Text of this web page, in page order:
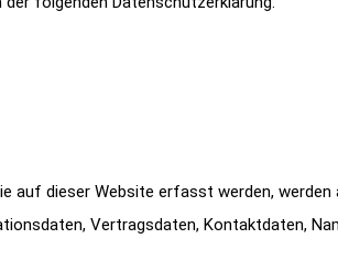
auf dieser Website erfasst werden,
Vertragsdaten, Kontaktdaten,